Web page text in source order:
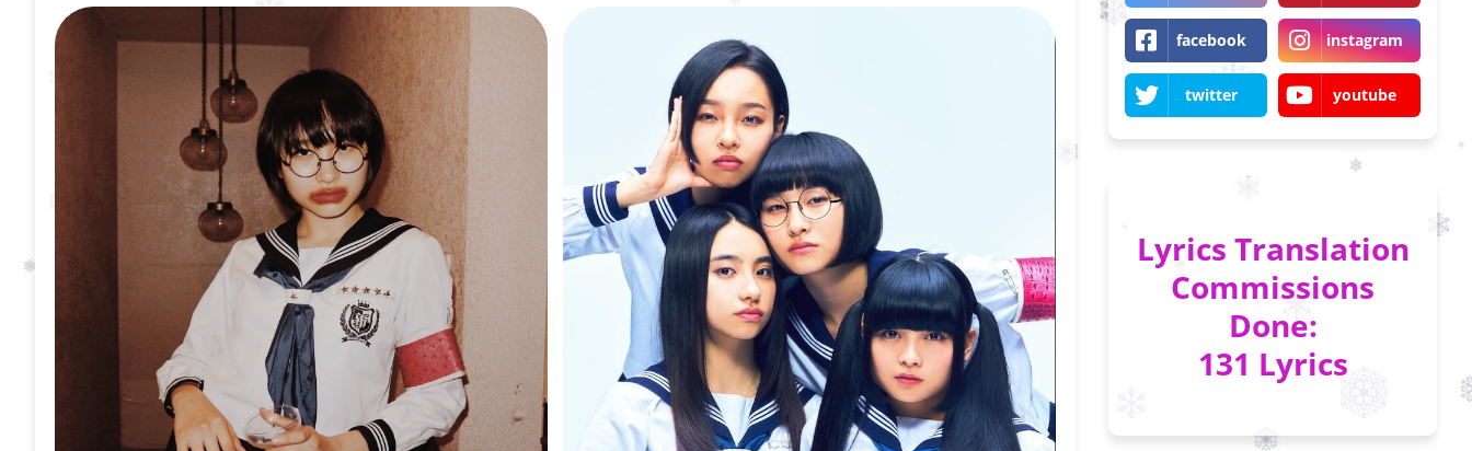
facebook instagram
twitter youtube
Lyrics Translation
Commissions
Done:
131 Lyrics